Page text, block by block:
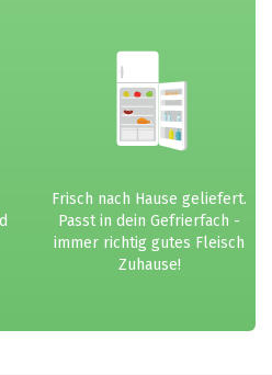
Frisch nach Hause geliefert.
Passt in dein Gefrierfach -
immer richtig gutes Fleisch
Zuhause!